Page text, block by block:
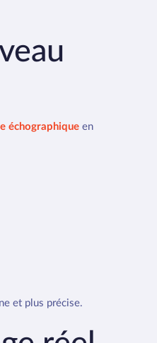
échographiqueen
et plus précise.